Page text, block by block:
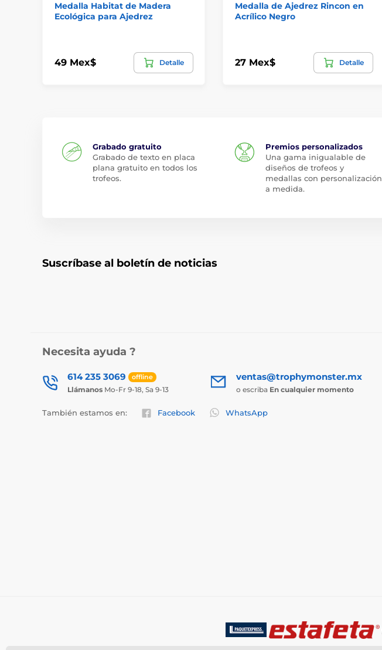
Medalla Habitat de Madera
Ecológica para Ajedrez
49 Mex$ Detalle
Medalla de Ajedrez Rincon en
Acrílico Negro
27 Mex$ Detalle
Grabado gratuito
Grabado de texto en placa
plana gratuito en todos los
trofeos.
Premios personalizados
Una gama inigualable de
diseños de trofeos y
medallas con personalización
a medida.
Suscríbase al boletín de noticias
Necesita ayuda ?
614 235 3069 offline
Llámanos Mo-Fr 9-18, Sa 9-13
ventas@trophymonster.mx
o escriba En cualquier momento
También estamos en: Facebook WhatsApp